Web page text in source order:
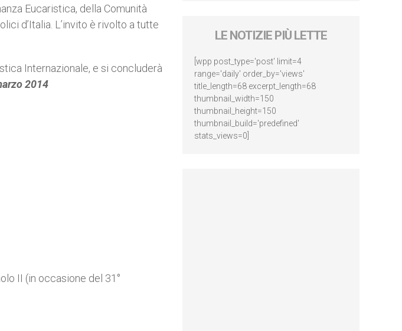
Eucaristica, della Comunità
d’Italia. L’invito è rivolto a tutte
Internazionale, e si concluderà
2014
II (in occasione del 31°
LE NOTIZIE PIÙ LETTE
[wpp post_type='post' limit=4
range='daily' order_by='views'
title_length=68 excerpt_length=68
thumbnail_width=150
thumbnail_height=150
thumbnail_build='predefined'
stats_views=0]